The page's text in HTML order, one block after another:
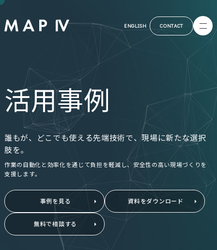
ENGLISH CONTACT
活用事例
誰もが、どこでも使える先端技術で、現場に新たな選択
肢を。
作業の自動化と効率化を通じて負担を軽減し、安全性の高い現場づくりを
支援します。
事例を見る 資料をダウンロード
無料で相談する